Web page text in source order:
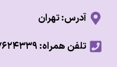
آدرس: تهران
تلفن همراه: ۰۹۲۲۷۶۲۴۳۳۹